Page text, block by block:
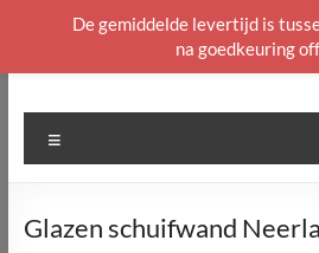
naar
Glazen schuifwand
De gemiddelde levertijd is
na goedkeuring